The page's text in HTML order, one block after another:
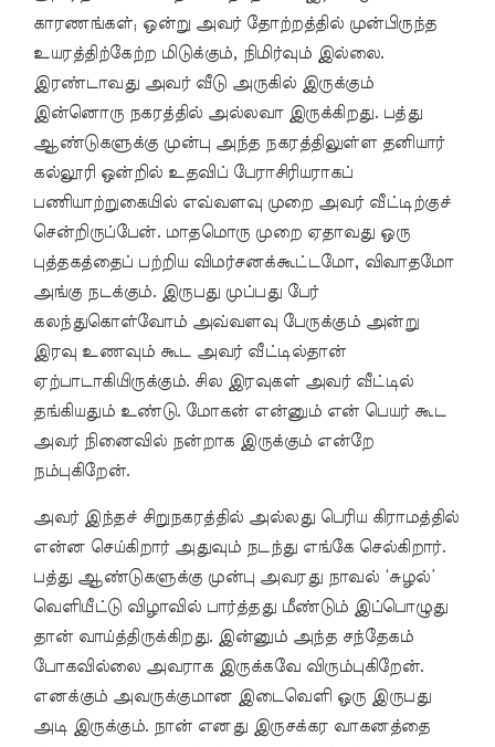
காரணங்கள்; ஒன்று அவர் தோற்றத்தில் முன்பிருந்த
உயரத்திற்கேற்ற மிடுக்கும், நிமிர்வும் இல்லை.
இரண்டாவது அவர் வீடு அருகில் இருக்கும்
இன்னொரு நகரத்தில் அல்லவா இருக்கிறது. பத்து
ஆண்டுகளுக்கு முன்பு அந்த நகரத்திலுள்ள தனியார்
கல்லூரி ஒன்றில் உதவிப் பேராசிரியராகப்
பணியாற்றுகையில் எவ்வளவு முறை அவர் வீட்டிற்குச்
சென்றிருப்பேன். மாதமொரு முறை ஏதாவது ஒரு
புத்தகத்தைப் பற்றிய விமர்சனக்கூட்டமோ, விவாதமோ
அங்கு நடக்கும். இருபது முப்பது பேர்
கலந்துகொள்வோம் அவ்வளவு பேருக்கும் அன்று
இரவு உணவும் கூட அவர் வீட்டில்தான்
ஏற்பாடாகியிருக்கும். சில இரவுகள் அவர் வீட்டில்
தங்கியதும் உண்டு. மோகன் என்னும் என் பெயர் கூட
அவர் நினைவில் நன்றாக இருக்கும் என்றே
நம்புகிறேன்.
அவர் இந்தச் சிறுநகரத்தில் அல்லது பெரிய கிராமத்தில்
என்ன செய்கிறார் அதுவும் நடந்து எங்கே செல்கிறார்.
பத்து ஆண்டுகளுக்கு முன்பு அவரது நாவல் ‘சுழல்’
வெளியீட்டு விழாவில் பார்த்தது மீண்டும் இப்பொழுது
தான் வாய்த்திருக்கிறது. இன்னும் அந்த சந்தேகம்
போகவில்லை அவராக இருக்கவே விரும்புகிறேன்.
எனக்கும் அவருக்குமான இடைவெளி ஒரு இருபது
அடி இருக்கும். நான் எனது இருசக்கர வாகனத்தை